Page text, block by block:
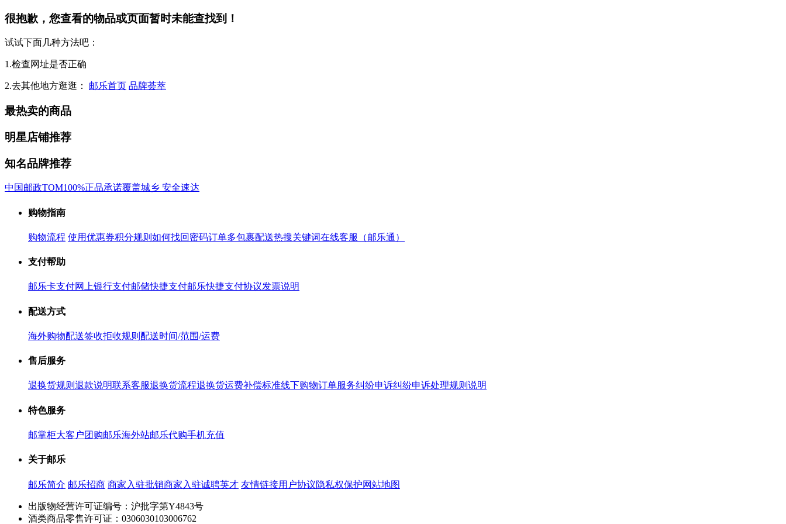
很抱歉，您查看的物品或页面暂时未能查找到！
试试下面几种方法吧：
1.检查网址是否正确
2.去其他地方逛逛： 邮乐首页 品牌荟萃
最热卖的商品
明星店铺推荐
知名品牌推荐
中国邮政TOM100%正品承诺覆盖城乡 安全速达
购物指南
购物流程 使用优惠券积分规则 如何找回密码订单多包裹配送热搜关键词在线客服（邮乐通）
支付帮助
邮乐卡支付网上银行支付邮储快捷支付邮乐快捷支付协议发票说明
配送方式
海外购物配送签收拒收规则 配送时间/范围/运费
售后服务
退换货规则 退款说明联系客服退换货流程退换货运费补偿标准线下购物订单服务纠纷申诉纠纷申诉处理规则说明
特色服务
邮掌柜大客户团购邮乐海外站邮乐代购手机充值
关于邮乐
邮乐简介 邮乐招商 商家入驻批销商家入驻诚聘英才 友情链接用户协议隐私权保护网站地图
出版物经营许可证编号：沪批字第Y4843号
酒类商品零售许可证：0306030103006762